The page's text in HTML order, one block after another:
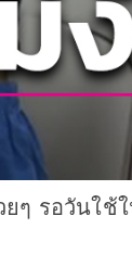
ๆ รอวันใ